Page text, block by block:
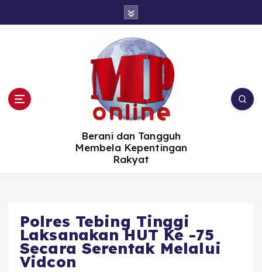
Berani dan Tangguh
Membela Kepentingan
Rakyat
Polres Tebing Tinggi
Laksanakan HUT Ke -75
Secara Serentak Melalui
Vidcon